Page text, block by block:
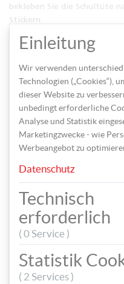
bekleben Sie die Schultüte
Stickern.
Aus Tonpapier können Sie
Rahmen basteln, wie
die ein Hobby des
Einleitung
Wir verwenden
Technologien („Cookies“),
dieser Website zu
unbedingt erforderliche
Analyse und Statistik
Marketingzwecke - wie
Werbeangebot zu
Datenschutz
Technisch
erforderlich
( 0 Service )
Statistik
( 2 Services )